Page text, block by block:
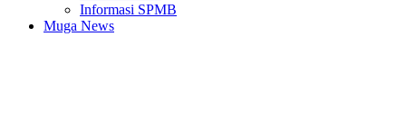
Informasi SPMB
Muga News